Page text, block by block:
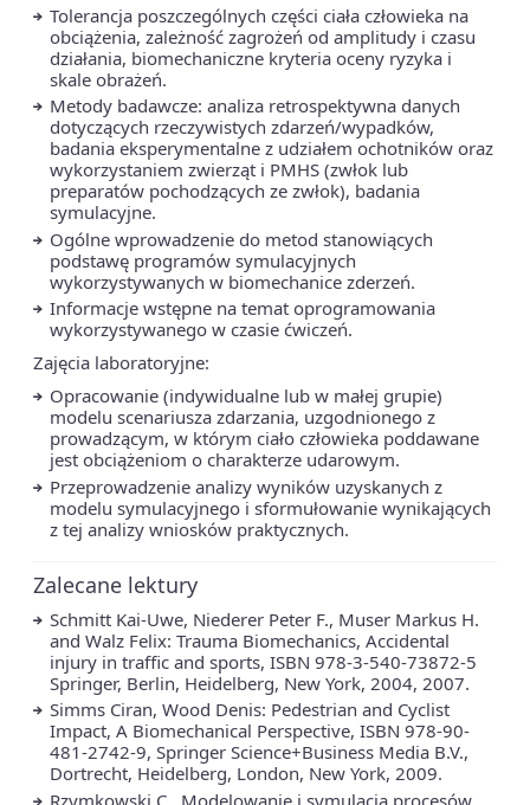
Tolerancja poszczególnych części ciała człowieka na
obciążenia, zależność zagrożeń od amplitudy i czasu
działania, biomechaniczne kryteria oceny ryzyka i
skale obrażeń.
Metody badawcze: analiza retrospektywna danych
dotyczących rzeczywistych zdarzeń/wypadków,
badania eksperymentalne z udziałem ochotników oraz
wykorzystaniem zwierząt i PMHS (zwłok lub
preparatów pochodzących ze zwłok), badania
symulacyjne.
Ogólne wprowadzenie do metod stanowiących
podstawę programów symulacyjnych
wykorzystywanych w biomechanice zderzeń.
Informacje wstępne na temat oprogramowania
wykorzystywanego w czasie ćwiczeń.
Zajęcia laboratoryjne:
Opracowanie (indywidualne lub w małej grupie)
modelu scenariusza zdarzania, uzgodnionego z
prowadzącym, w którym ciało człowieka poddawane
jest obciążeniom o charakterze udarowym.
Przeprowadzenie analizy wyników uzyskanych z
modelu symulacyjnego i sformułowanie wynikających
z tej analizy wniosków praktycznych.
Zalecane lektury
Schmitt Kai-Uwe, Niederer Peter F., Muser Markus H.
and Walz Felix: Trauma Biomechanics, Accidental
injury in traffic and sports, ISBN 978-3-540-73872-5
Springer, Berlin, Heidelberg, New York, 2004, 2007.
Simms Ciran, Wood Denis: Pedestrian and Cyclist
Impact, A Biomechanical Perspective, ISBN 978-90-
481-2742-9, Springer Science+Business Media B.V.,
Dortrecht, Heidelberg, London, New York, 2009.
Rzymkowski C., Modelowanie i symulacja procesów